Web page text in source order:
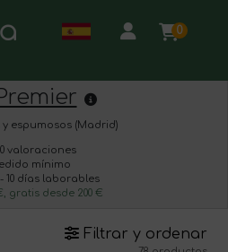
0
y espumosos (Madrid)
valoraciones
mínimo
10 días laborables
gratis desde 200 €
Filtrar y ordenar